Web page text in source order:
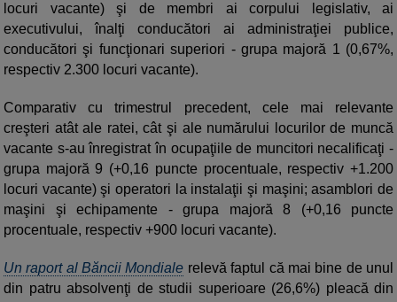
locuri vacante) şi de membri ai corpului legislativ, ai
executivului, înalţi conducători ai administraţiei publice,
conducători şi funcţionari superiori - grupa majoră 1 (0,67%,
respectiv 2.300 locuri vacante).
Comparativ cu trimestrul precedent, cele mai relevante
creşteri atât ale ratei, cât şi ale numărului locurilor de muncă
vacante s-au înregistrat în ocupaţiile de muncitori necalificaţi -
grupa majoră 9 (+0,16 puncte procentuale, respectiv +1.200
locuri vacante) şi operatori la instalaţii şi maşini; asamblori de
maşini şi echipamente - grupa majoră 8 (+0,16 puncte
procentuale, respectiv +900 locuri vacante).
Un raport al Băncii Mondiale relevă faptul că mai bine de unul
din patru absolvenţi de studii superioare (26,6%) pleacă din